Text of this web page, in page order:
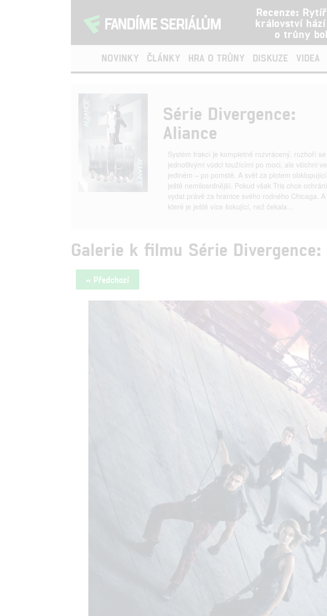
Recenze:
království
o trůny
NOVINKY ČLÁNKY HRA O TRŮNY DISKUZE VIDEA
Série Divergence:
Aliance
Systém frakcí je kompletně rozvrácený, rozhoří
jednotlivými vůdci toužícími po moci, ale všichni
jediném – po pomstě. A svět za plotem
ještě nemilosrdnější. Pokud však Tris chce
vydat právě za hranice svého rodného Chicaga.
které je ještě více šokující, než čekala...
Galerie k filmu Série Divergence:
« Předchozí